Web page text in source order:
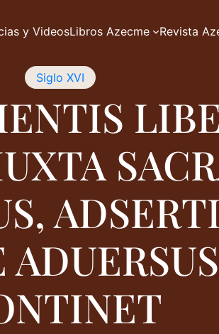
y VideosLibros Azecme Revista
Siglo XVI